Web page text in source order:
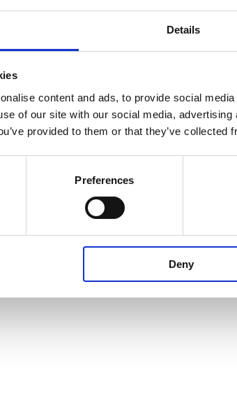
Details
content and ads, to provide social
of our site with our social media,
provided to them or that they’ve collected
Preferences
Deny
Kijk en luister
Webinars